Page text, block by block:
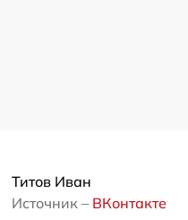
Титов Иван
Источник – ВКонтакте